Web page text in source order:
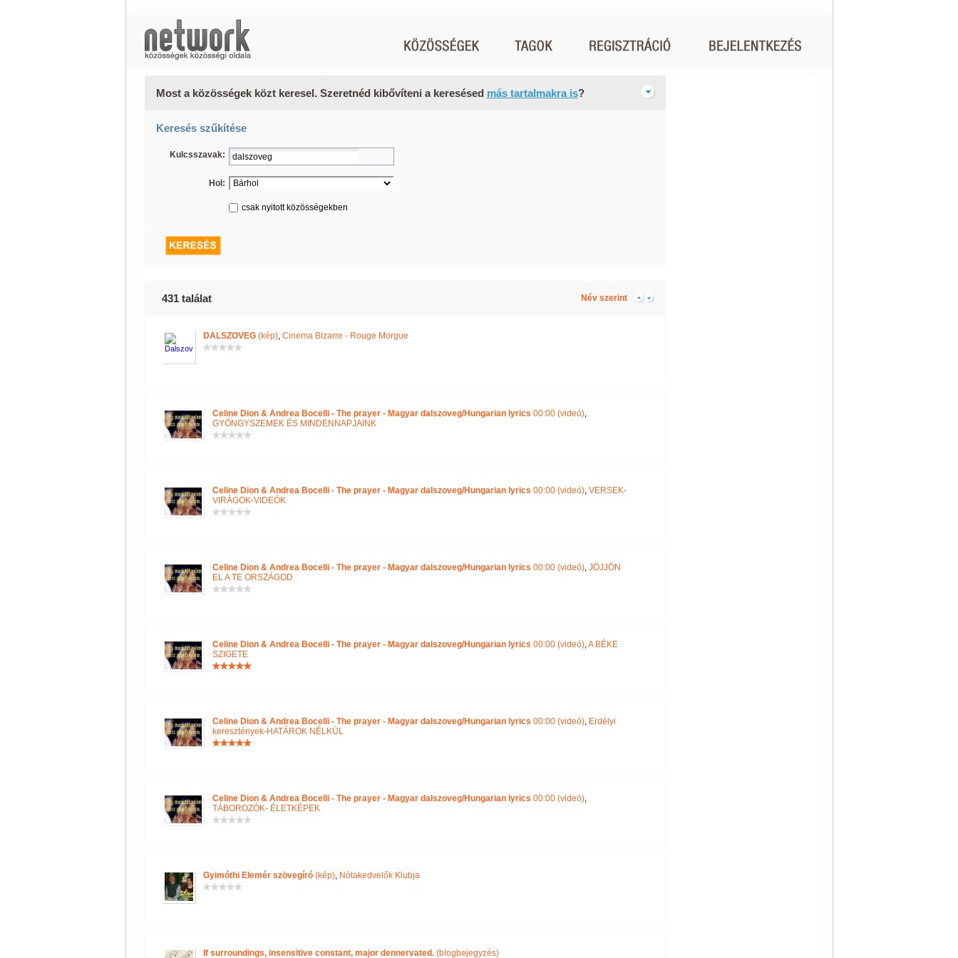
Most a közösségek közt keresel. Szeretnéd kibővíteni a keresésed más tartalmakra is?
Keresés szűkítése
Kulcsszavak:
Hol:
csak nyitott közösségekben
431 találat Név szerint
DALSZOVEG(kép), Cinema Bizarre - Rouge Morgue
Celine Dion & Andrea Bocelli - The prayer - Magyar dalszoveg/Hungarian lyrics 00:00 (videó),
GYÖNGYSZEMEK ÉS MINDENNAPJAINK
Celine Dion & Andrea Bocelli - The prayer - Magyar dalszoveg/Hungarian lyrics 00:00 (videó), VERSEK-
VIRÁGOK-VIDEÓK
Celine Dion & Andrea Bocelli - The prayer - Magyar dalszoveg/Hungarian lyrics 00:00 (videó), JÖJJÖN
EL A TE ORSZÁGOD
Celine Dion & Andrea Bocelli - The prayer - Magyar dalszoveg/Hungarian lyrics 00:00 (videó),A BÉKE
SZIGETE
Celine Dion & Andrea Bocelli - The prayer - Magyar dalszoveg/Hungarian lyrics 00:00 (videó), Erdélyi
keresztények-HATÁROK NÉLKÜL
Celine Dion & Andrea Bocelli - The prayer - Magyar dalszoveg/Hungarian lyrics 00:00 (videó),
TÁBOROZÓK- ÉLETKÉPEK
Gyimóthi Elemér szövegíró(kép), Nótakedvelők Klubja
If surroundings, insensitive constant, major dennervated. (blogbejegyzés)